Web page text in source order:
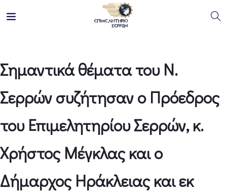
Σημαντικά θέματα του Ν.
Σερρών συζήτησαν ο Πρόεδρος
του Επιμελητηρίου Σερρών, κ.
Χρήστος Μέγκλας και ο
Δήμαρχος Ηράκλειας και εκ